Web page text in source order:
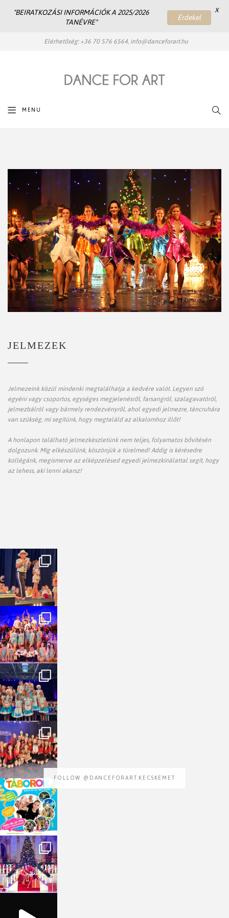
Elérhetőség: +36 70 576 6564, info@danceforart.hu
MENU
JELMEZEK
Jelmezeink közül mindenki megtalálhatja a kedvére valót. Legyen szó
egyéni vagy csoportos, egységes megjelenésről, farsangról, szalagavatóról,
jelmezbálról vagy bármely rendezvényről, ahol egyedi jelmezre, táncruhára
van szükség, mi segítünk, hogy megtaláld az alkalomhoz illőt!
A honlapon található jelmezkészletünk nem teljes, folyamatos bővítésén
dolgozunk. Míg elkészülünk, köszönjük a türelmed! Addig is kérésedre
kollégánk, megismerve az elképzelésed egyedi jelmezkínálattal segít, hogy
az lehess, aki lenni akarsz!
FOLLOW @DANCEFORART.KECSKEMET
"BEIRATKOZÁSI INFORMÁCIÓK A 2025/2026
TANÉVRE" Érdekel
X